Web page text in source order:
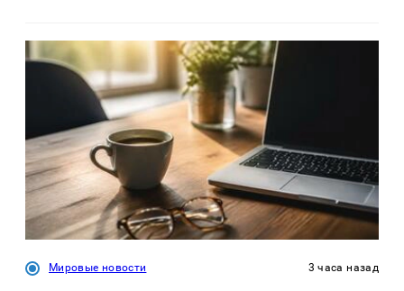
Мировые новости 3 часа назад